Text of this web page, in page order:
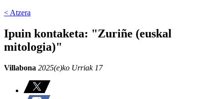
< Atzera
Ipuin kontaketa: "Zuriñe (euskal
mitologia)"
Villabona 2025(e)ko Urriak 17